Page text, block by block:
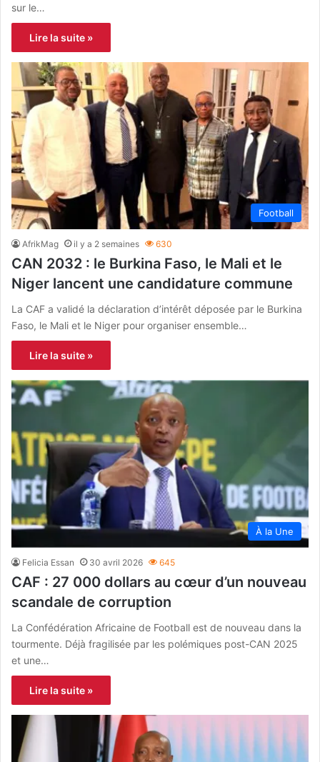
sur le…
Lire la suite »
Football
AfrikMag il y a 2 semaines 630
CAN 2032 : le Burkina Faso, le Mali et le
Niger lancent une candidature commune
La CAF a validé la déclaration d’intérêt déposée par le Burkina
Faso, le Mali et le Niger pour organiser ensemble…
Lire la suite »
À la Une
Felicia Essan 30 avril 2026 645
CAF : 27 000 dollars au cœur d’un nouveau
scandale de corruption
La Confédération Africaine de Football est de nouveau dans la
tourmente. Déjà fragilisée par les polémiques post-CAN 2025
et une…
Lire la suite »